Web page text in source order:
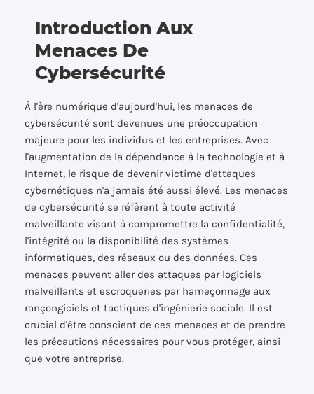
Introduction Aux
Menaces De
Cybersécurité
À l'ère numérique d'aujourd'hui, les menaces de
cybersécurité sont devenues une préoccupation
majeure pour les individus et les entreprises. Avec
l'augmentation de la dépendance à la technologie et à
Internet, le risque de devenir victime d'attaques
cybernétiques n'a jamais été aussi élevé. Les menaces
de cybersécurité se réfèrent à toute activité
malveillante visant à compromettre la confidentialité,
l'intégrité ou la disponibilité des systèmes
informatiques, des réseaux ou des données. Ces
menaces peuvent aller des attaques par logiciels
malveillants et escroqueries par hameçonnage aux
rançongiciels et tactiques d'ingénierie sociale. Il est
crucial d'être conscient de ces menaces et de prendre
les précautions nécessaires pour vous protéger, ainsi
que votre entreprise.